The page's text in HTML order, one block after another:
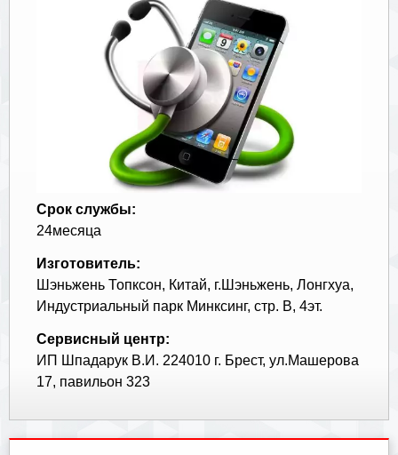
Срок службы:
24месяца
Изготовитель:
Шэньжень Топксон, Китай, г.Шэньжень, Лонгхуа,
Индустриальный парк Минксинг, стр. В, 4эт.
Сервисный центр:
ИП Шпадарук В.И. 224010 г. Брест, ул.Машерова
17, павильон 323